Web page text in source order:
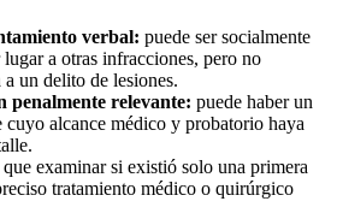
verbal: puede ser socialmente
a otras infracciones, pero no
un delito de lesiones.
penalmente relevante: puede haber un
alcance médico y probatorio haya
que examinar si existió solo una primera
tratamiento médico o quirúrgico